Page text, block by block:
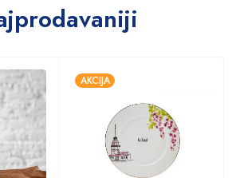
AKCIJA